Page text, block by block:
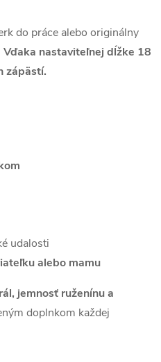
do práce alebo originálny
Vďaka nastaviteľnej dĺžke 18
zápästí.
udalosti
alebo mamu
jemnosť ruženínu a
doplnkom každej